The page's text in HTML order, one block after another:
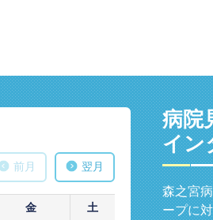
前月 翌月
金 土
病院
イン
森之宮
ープに